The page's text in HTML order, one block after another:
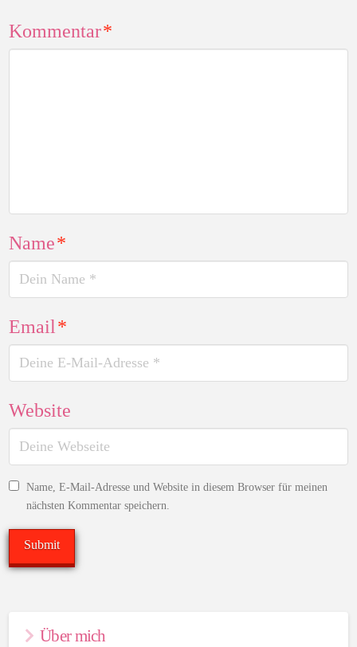
Kommentar*
Name*
Email*
Website
Name, E-Mail-Adresse und Website in diesem Browser für meinen
nächsten Kommentar speichern.
Über mich